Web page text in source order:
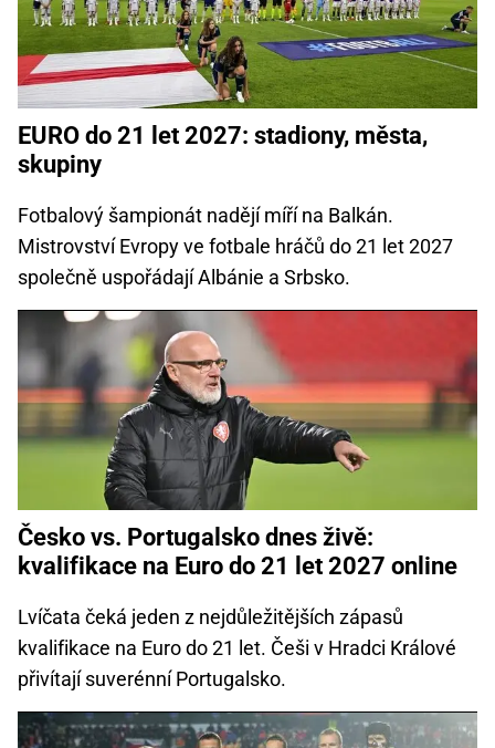
EURO do 21 let 2027: stadiony, města,
skupiny
Fotbalový šampionát nadějí míří na Balkán.
Mistrovství Evropy ve fotbale hráčů do 21 let 2027
společně uspořádají Albánie a Srbsko.
Česko vs. Portugalsko dnes živě:
kvalifikace na Euro do 21 let 2027 online
Lvíčata čeká jeden z nejdůležitějších zápasů
kvalifikace na Euro do 21 let. Češi v Hradci Králové
přivítají suverénní Portugalsko.